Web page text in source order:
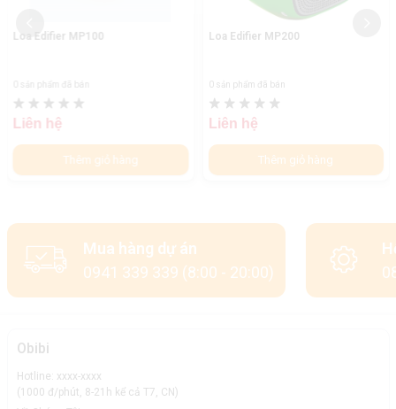
Loa Edifier MP100
0 sản phẩm đã bán
Liên hệ
Thêm giỏ hàng
Loa Edifier MP200
0 sản phẩm đã bán
Liên hệ
Thêm giỏ hàng
Mua hàng dự án
0941 339 339 (8:00 - 20:00)
Obibi
Hotline: xxxx-xxxx
(1000 đ/phút, 8-21h kể cả T7, CN)